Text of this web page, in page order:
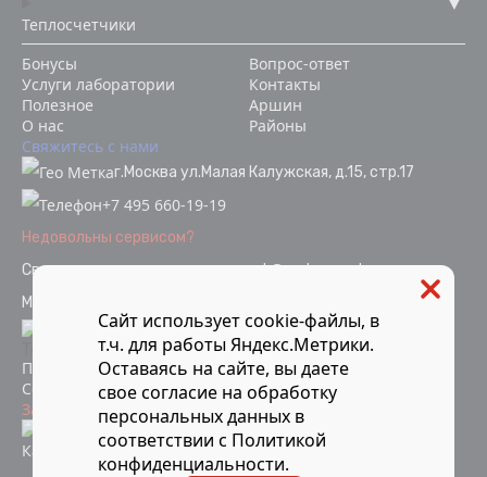
Теплосчетчики
Бонусы
Услуги лаборатории
Полезное
О нас
Вопрос-ответ
Контакты
Аршин
Районы
Свяжитесь с нами
г.Москва ул.Малая Калужская, д.15, стр.17
+7 495 660-19-19
Недовольны сервисом?
Связаться с отделом качестваok@vodopoverka.ru
Мы в социальных сетях:
Политика конфиденциальности
Согласие на обработку персональных данных
Защита от мошенников
Информация об аккредитации
Карта сайта
Компания Мосметрология © 2021-2026 Все материалы
Сайт использует cookie-файлы, в
т.ч. для работы Яндекс.Метрики.
Оставаясь на сайте, вы даете
своесогласие на обработку
персональных данных в
соответствии с Политикой
конфиденциальности.